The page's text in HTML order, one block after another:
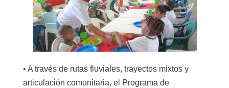
• A través de rutas fluviales, trayectos mixtos y
articulación comunitaria, el Programa de